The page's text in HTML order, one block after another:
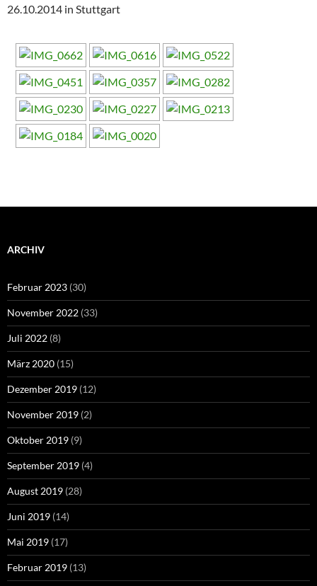
26.10.2014 in Stuttgart
ARCHIV
Februar 2023 (30)
November 2022 (33)
Juli 2022 (8)
März 2020 (15)
Dezember 2019 (12)
November 2019 (2)
Oktober 2019 (9)
September 2019 (4)
August 2019 (28)
Juni 2019 (14)
Mai 2019 (17)
Februar 2019 (13)